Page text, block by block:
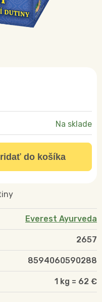
Na sklade
do košíka
Everest Ayurveda
2657
8594060590288
1 kg = 62 €